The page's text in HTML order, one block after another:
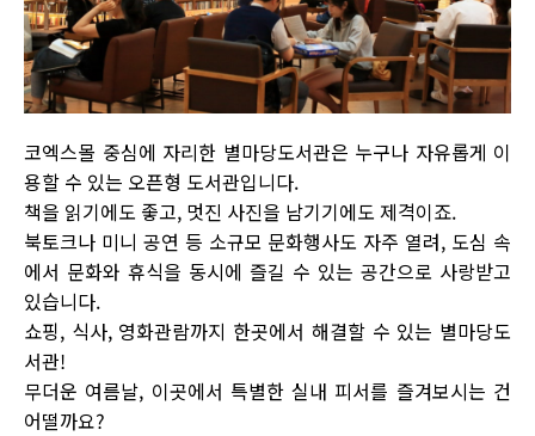
코엑스몰 중심에 자리한 별마당도서관은 누구나 자유롭게 이
용할 수 있는 오픈형 도서관입니다.
책을 읽기에도 좋고, 멋진 사진을 남기기에도 제격이죠.
북토크나 미니 공연 등 소규모 문화행사도 자주 열려, 도심 속
에서 문화와 휴식을 동시에 즐길 수 있는 공간으로 사랑받고
있습니다.
쇼핑, 식사, 영화관람까지 한곳에서 해결할 수 있는 별마당도
서관!
무더운 여름날, 이곳에서 특별한 실내 피서를 즐겨보시는 건
어떨까요?